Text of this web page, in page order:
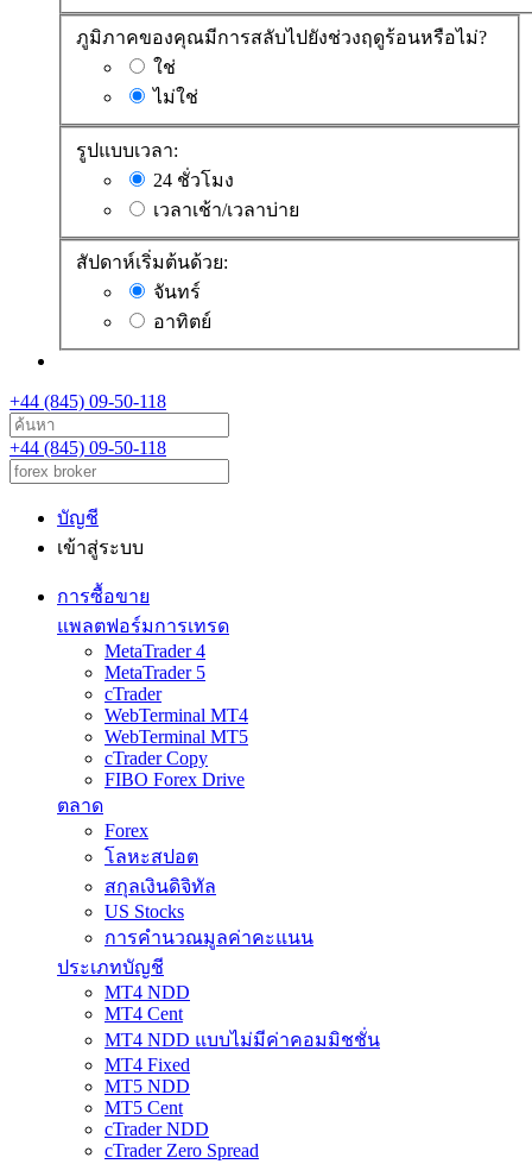
ภูมิภาคของคุณมีการสลับไปยังช่วงฤดูร้อนหรือไม่?
ใช่
ไม่ใช่
รูปแบบเวลา:
24 ชั่วโมง
เวลาเช้า/เวลาบ่าย
สัปดาห์เริ่มต้นด้วย:
จันทร์
อาทิตย์
+44 (845) 09-50-118
+44 (845) 09-50-118
บัญชี
เข้าสู่ระบบ
การซื้อขาย
แพลตฟอร์มการเทรด
MetaTrader 4
MetaTrader 5
cTrader
WebTerminal MT4
WebTerminal MT5
cTrader Copy
FIBO Forex Drive
ตลาด
Forex
โลหะสปอต
สกุลเงินดิจิทัล
US Stocks
การคำนวณมูลค่าคะแนน
ประเภทบัญชี
MT4 NDD
MT4 Cent
MT4 NDD แบบไม่มีค่าคอมมิชชั่น
MT4 Fixed
MT5 NDD
MT5 Cent
cTrader NDD
cTrader Zero Spread